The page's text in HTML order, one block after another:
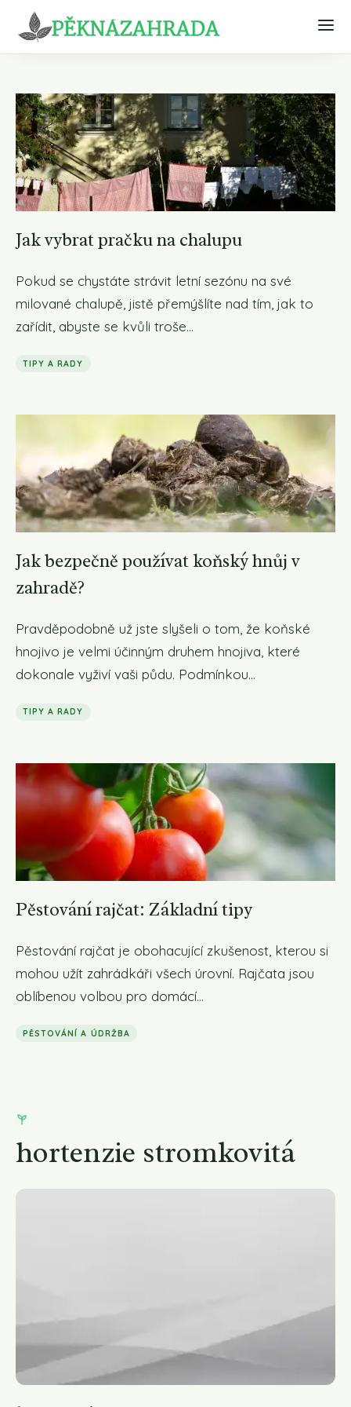
Jak vybrat pračku na chalupu
Pokud se chystáte strávit letní sezónu na své
milované chalupě, jistě přemýšlíte nad tím, jak to
zařídit, abyste se kvůli troše...
TIPY A RADY
Jak bezpečně používat koňský hnůj v
zahradě?
Pravděpodobně už jste slyšeli o tom, že koňské
hnojivo je velmi účinným druhem hnojiva, které
dokonale vyživí vaši půdu. Podmínkou...
TIPY A RADY
Pěstování rajčat: Základní tipy
Pěstování rajčat je obohacující zkušenost, kterou si
mohou užít zahrádkáři všech úrovní. Rajčata jsou
oblíbenou volbou pro domácí...
PĚSTOVÁNÍ A ÚDRŽBA
hortenzie stromkovitá